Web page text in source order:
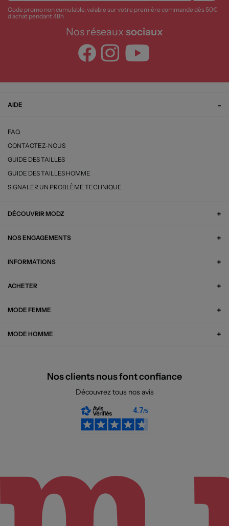
Code promo non cumulable, valable sur votre première commande dès 50€
d’achat pendant 48h
Nos réseaux sociaux
AIDE
FAQ
CONTACTEZ-NOUS
GUIDE DES TAILLES
GUIDE DES TAILLES HOMME
SIGNALER UN PROBLÈME TECHNIQUE
DÉCOUVRIR MODZ
NOS ENGAGEMENTS
INFORMATIONS
ACHETER
MODE FEMME
MODE HOMME
Nos clients nous font confiance
Découvrez tous nos avis